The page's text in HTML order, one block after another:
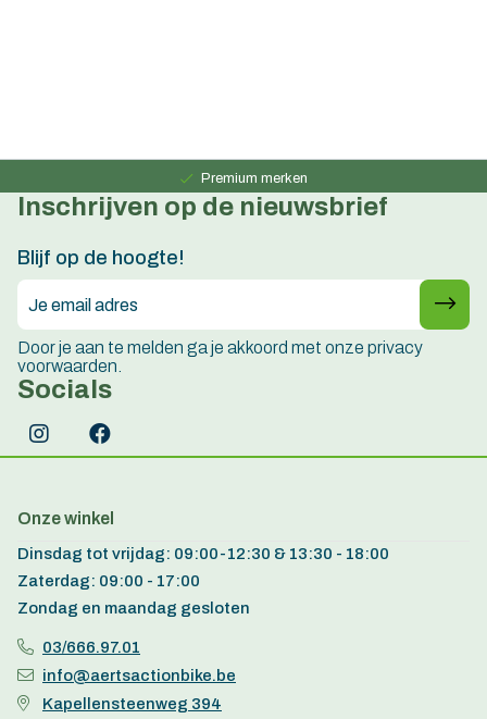
Premium merken
Persoonlijk advies
Inschrijven op de nieuwsbrief
Blijf op de hoogte!
Door je aan te melden ga je akkoord met onze privacy
voorwaarden.
Socials
Onze winkel
Dinsdag tot vrijdag: 09:00-12:30 & 13:30 - 18:00
Zaterdag: 09:00 - 17:00
Zondag en maandag gesloten
03/666.97.01
info@aertsactionbike.be
Kapellensteenweg 394